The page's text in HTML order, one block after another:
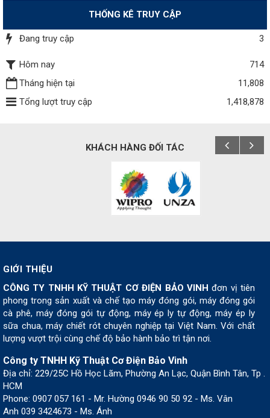
THỐNG KÊ TRUY CẬP
Đang truy cập 3
Hôm nay
714
Tháng hiện tại
11,808
Tổng lượt truy cập
1,418,878
KHÁCH HÀNG ĐỐI TÁC
GIỚI THIỆU
CÔNG TY TNHH KỸ THUẬT CƠ ĐIỆN BẢO VINH đơn vị tiên
phong trong sản xuất và chế tạo máy đóng gói, máy đóng gói
cà phê, máy đóng gói tự động, máy ép ly tự động, máy ép ly
sữa chua, máy chiết rót chuyên nghiệp tại Việt Nam. Với chất
lượng vượt trội cùng chế độ bảo hành bảo trì tận nơi.
Công ty TNHH Kỹ Thuật Cơ Điện Bảo Vinh
Địa chỉ: 229/25C Hồ Học Lãm, Phường An Lạc, Quận Bình Tân, Tp .
HCM
Phone: 0907 057 161 - Mr. Hường 0946 90 50 92 - Ms. Vân
Anh 039 3424673 - Ms. Ánh